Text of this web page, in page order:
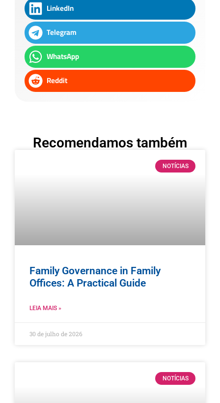
LinkedIn
Telegram
WhatsApp
Reddit
Recomendamos também
NOTÍCIAS
Family Governance in Family
Offices: A Practical Guide
LEIA MAIS »
30 de julho de 2026
NOTÍCIAS